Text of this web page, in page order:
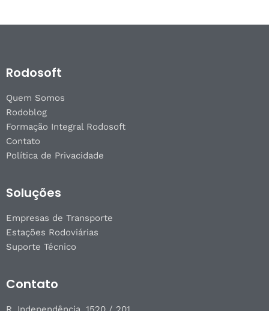
Rodosoft
Quem Somos
Rodoblog
Formação Integral Rodosoft
Contato
Política de Privacidade
Soluções
Empresas de Transporte
Estações Rodoviárias
Suporte Técnico
Contato